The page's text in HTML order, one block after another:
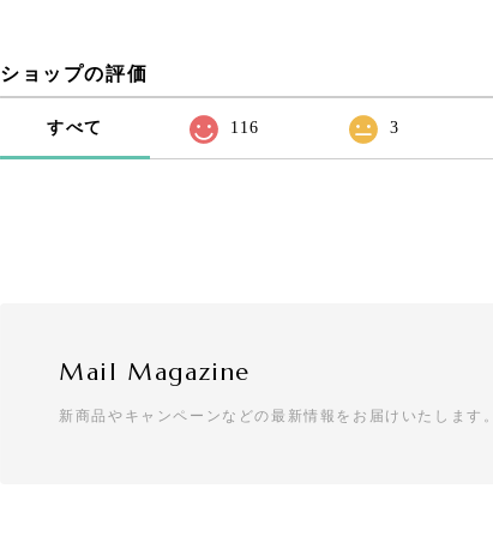
ショップの評価
すべて 116 3
Mail Magazine
新商品やキャンペーンなどの最新情報をお届けいたします。